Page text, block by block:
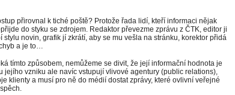
přirovnal k tiché poště? Protože řada lidí, kteří informaci nějak
do styku se zdrojem. Redaktor převezme zprávu z ČTK, editor ji
stylu novin, grafik jí zkrátí, aby se mu vešla na stránku, korektor přidá
a je to…
tímto způsobem, nemůžeme se divit, že její informační hodnota je
jejího vzniku ale navíc vstupují vlivové agentury (public relations),
klienty a musí pro ně do médií dostat zprávy, které ovlivní veřejné